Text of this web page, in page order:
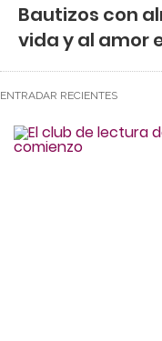
Bautizos con
vida y al amor
ENTRADAR RECIENTES